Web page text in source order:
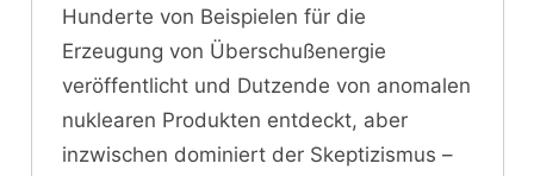
Hunderte von Beispielen für die
Erzeugung von Überschußenergie
veröffentlicht und Dutzende von anomalen
nuklearen Produkten entdeckt, aber
inzwischen dominiert der Skeptizismus –